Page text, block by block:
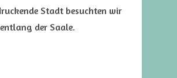
Stadt besuchten wir
der Saale.